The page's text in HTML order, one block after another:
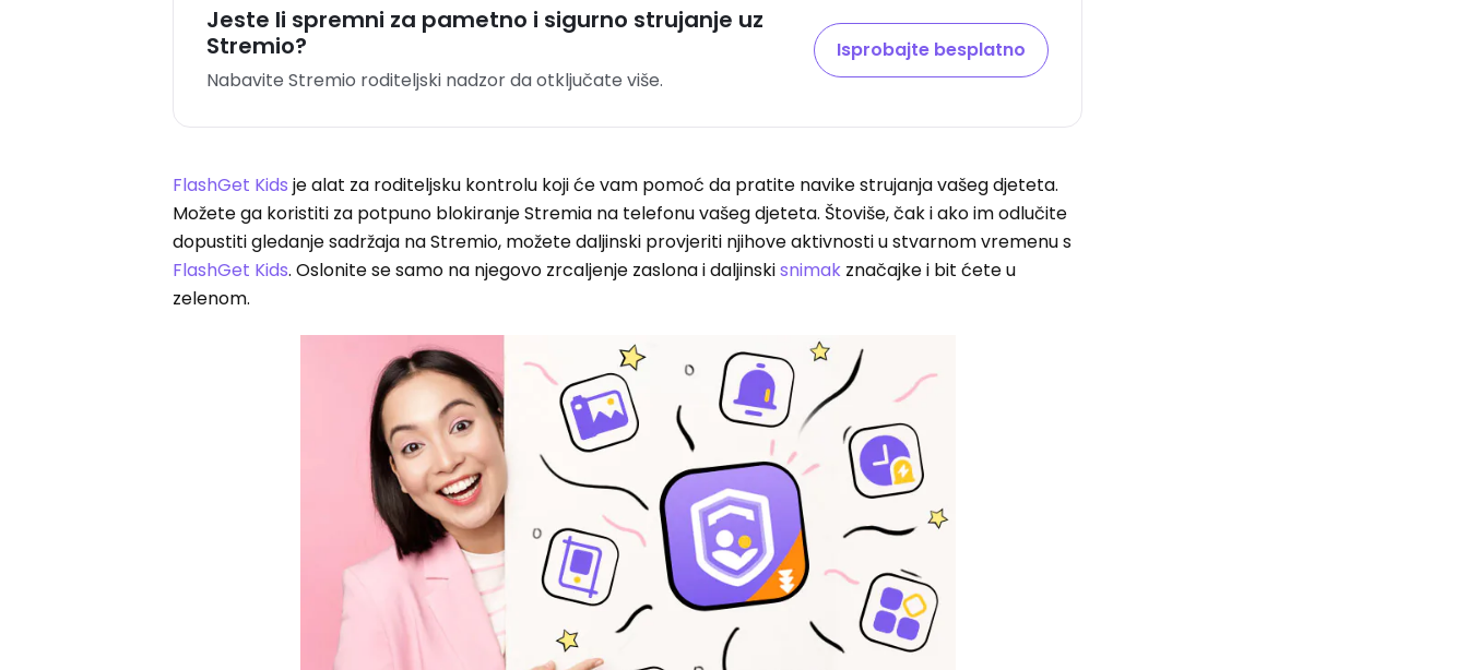
Jeste li spremni za pametno i sigurno strujanje uz
Stremio?
Nabavite Stremio roditeljski nadzor da otključate više.
Isprobajte besplatno
FlashGet Kids je alat za roditeljsku kontrolu koji će vam pomoć da pratite navike strujanja vašeg djeteta.
Možete ga koristiti za potpuno blokiranje Stremia na telefonu vašeg djeteta. Štoviše, čak i ako im odlučite
dopustiti gledanje sadržaja na Stremio, možete daljinski provjeriti njihove aktivnosti u stvarnom vremenu s
FlashGet Kids. Oslonite se samo na njegovo zrcaljenje zaslona i daljinskisnimak značajke i bit ćete u
zelenom.